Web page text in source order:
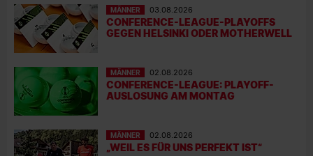
MÄNNER 03.08.2026
CONFERENCE-LEAGUE-PLAYOFFS
GEGEN HELSINKI ODER MOTHERWELL
MÄNNER 02.08.2026
CONFERENCE-LEAGUE: PLAYOFF-
AUSLOSUNG AM MONTAG
MÄNNER 02.08.2026
„WEIL ES FÜR UNS PERFEKT IST“